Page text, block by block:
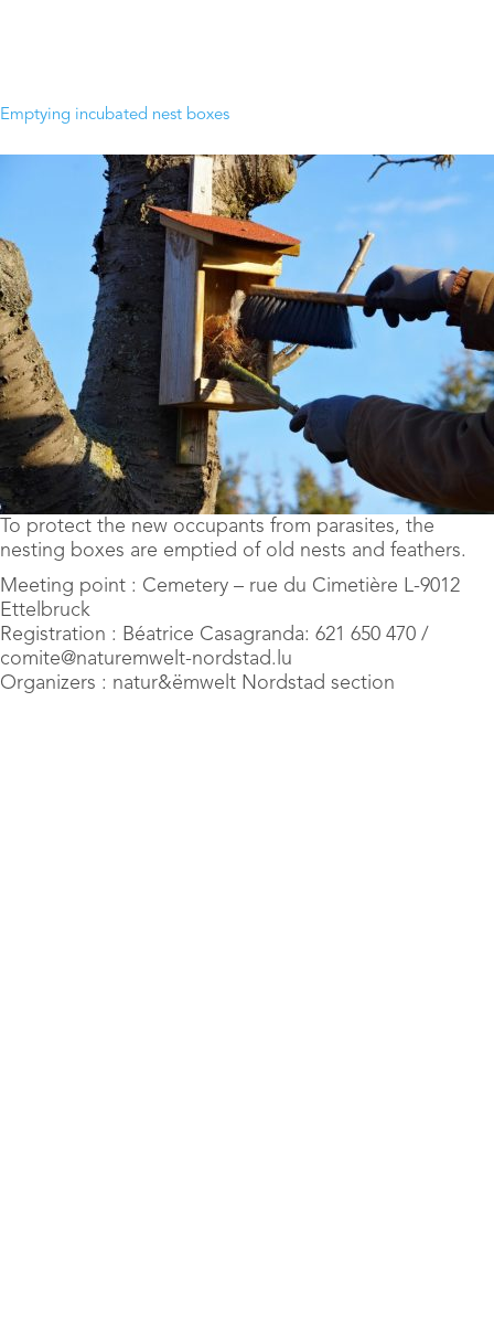
Emptying incubated nest boxes
To protect the new occupants from parasites, the
nesting boxes are emptied of old nests and feathers.
Meeting point : Cemetery – rue du Cimetière L-9012
Ettelbruck
Registration : Béatrice Casagranda: 621 650 470 /
comite@naturemwelt-nordstad.lu
Organizers : natur&ëmwelt Nordstad section